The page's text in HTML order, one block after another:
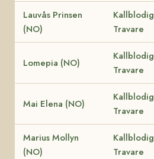
Lauvås Prinsen
(NO)
Kallblodig
Travare
Lomepia (NO)
Kallblodig
Travare
Mai Elena (NO)
Kallblodig
Travare
Marius Mollyn
(NO)
Kallblodig
Travare